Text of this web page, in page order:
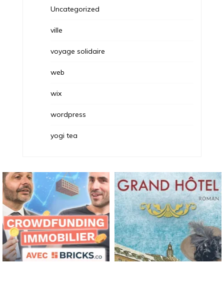
Uncategorized
ville
voyage solidaire
web
wix
wordpress
yogi tea